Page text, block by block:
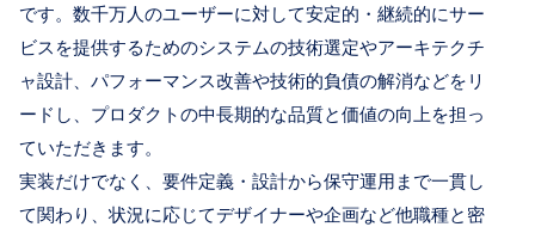
です。数千万人のユーザーに対して安定的・継続的にサー
ビスを提供するためのシステムの技術選定やアーキテクチ
ャ設計、パフォーマンス改善や技術的負債の解消などをリ
ードし、プロダクトの中長期的な品質と価値の向上を担っ
ていただきます。
実装だけでなく、要件定義・設計から保守運用まで一貫し
て関わり、状況に応じてデザイナーや企画など他職種と密